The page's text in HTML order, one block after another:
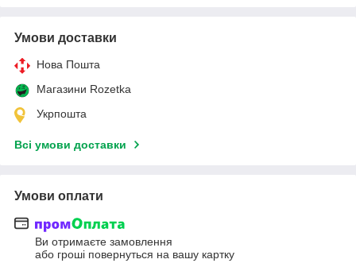
Умови доставки
Нова Пошта
Магазини Rozetka
Укрпошта
Всі умови доставки
Умови оплати
Ви отримаєте замовлення
або гроші повернуться на вашу картку